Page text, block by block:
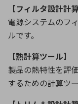
【フィルタ設計計
電源システムのフ
ルです。
【熱計算ツール】
製品の熱特性を評
するための計算ツー